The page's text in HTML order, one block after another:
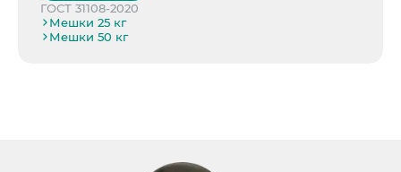
ГОСТ 31108-2020
Мешки 25 кг
Мешки 50 кг